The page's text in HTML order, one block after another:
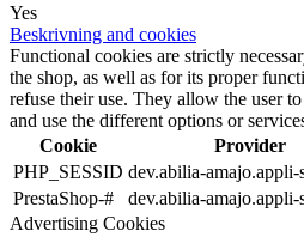
Yes
Beskrivning and cookies
Functional cookies are strictly
the shop, as well as for its proper
refuse their use. They allow the user
and use the different options or
Cookie
Provider
PHP_SESSID dev.abilia-amajo.appli-
PrestaShop-#
dev.abilia-amajo.appli-
Advertising Cookies